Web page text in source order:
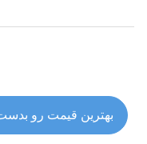
بهترین قیمت رو بدست